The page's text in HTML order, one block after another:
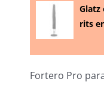
Glatz
rits
Fortero Pro